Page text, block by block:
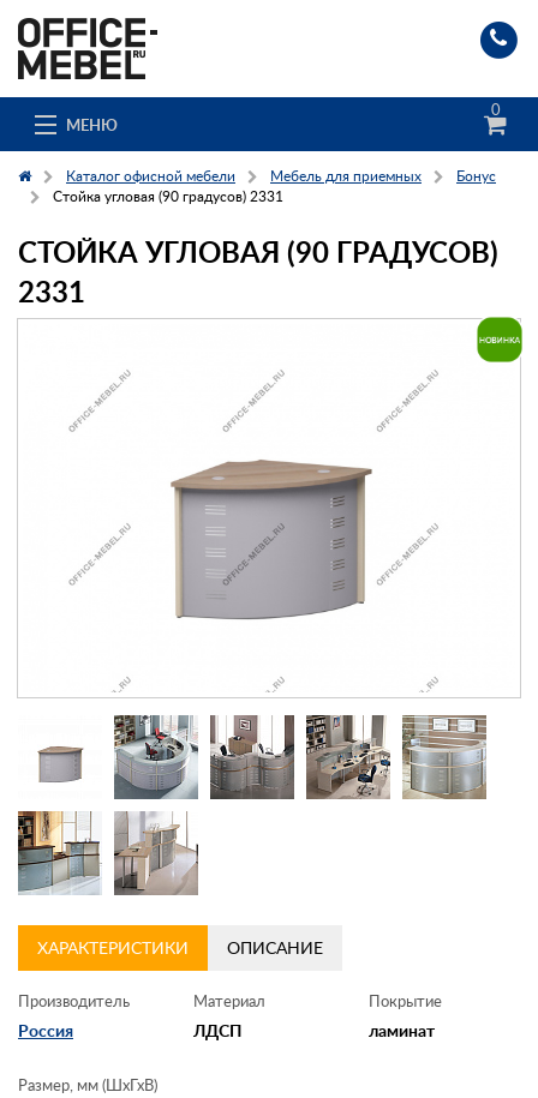
МЕНЮ
0
Каталог
О компании
Гос. заказчикам
Контакты
Заказать обратный звонок
Каталог офисной мебели Мебель для приемных
Бонус
Стойка угловая (90 градусов) 2331
СТОЙКА УГЛОВАЯ (90 ГРАДУСОВ)
2331
ХАРАКТЕРИСТИКИ ОПИСАНИЕ
Производитель
Россия
Материал
ЛДСП
Покрытие
ламинат
Размер, мм (ШхГхВ)